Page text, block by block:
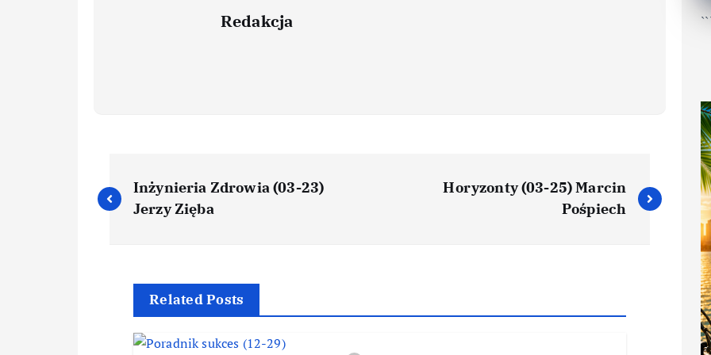
Redakcja
Inżynieria Zdrowia (03-23)
Jerzy Zięba
Horyzonty (03-25) Marcin
Pośpiech
Related Posts